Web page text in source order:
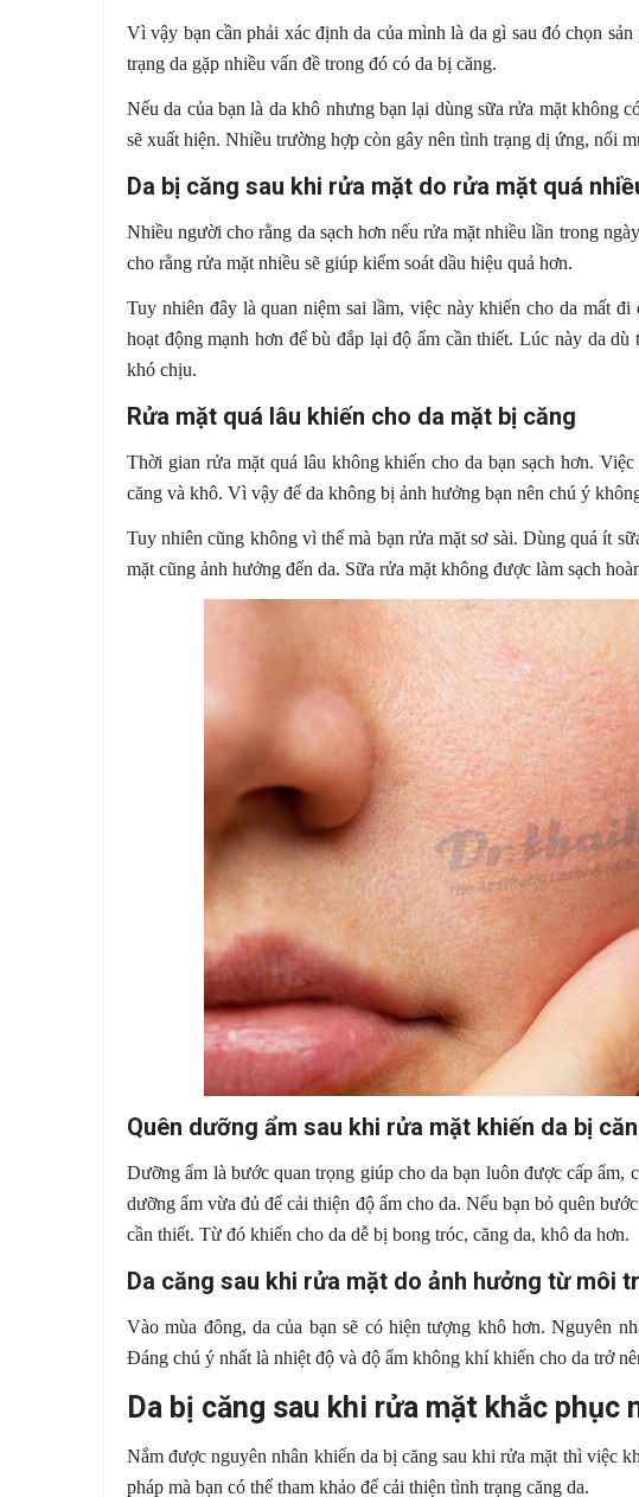
Vì vậy bạn cần phải xác định da của mình là da gì sau đó chọn
trạng da gặp nhiều vấn đề trong đó có da bị căng.
Nếu da của bạn là da khô nhưng bạn lại dùng sữa rửa mặt không
sẽ xuất hiện. Nhiều trường hợp còn gây nên tình trạng dị ứng, nổi
Da bị căng sau khi rửa mặt do rửa mặt quá
Nhiều người cho rằng da sạch hơn nếu rửa mặt nhiều lần trong
cho rằng rửa mặt nhiều sẽ giúp kiểm soát dầu hiệu quả hơn.
Tuy nhiên đây là quan niệm sai lầm, việc này khiến cho da mất
hoạt động mạnh hơn để bù đắp lại độ ẩm cần thiết. Lúc này da
khó chịu.
Rửa mặt quá lâu khiến cho da mặt bị căng
Thời gian rửa mặt quá lâu không khiến cho da bạn sạch hơn.
căng và khô. Vì vậy để da không bị ảnh hưởng bạn nên chú ý
Tuy nhiên cũng không vì thế mà bạn rửa mặt sơ sài. Dùng quá ít
mặt cũng ảnh hưởng đến da. Sữa rửa mặt không được làm sạch
Quên dưỡng ẩm sau khi rửa mặt khiến da bị
Dưỡng ẩm là bước quan trọng giúp cho da bạn luôn được cấp ẩm,
dưỡng ẩm vừa đủ để cải thiện độ ẩm cho da. Nếu bạn bỏ quên
cần thiết. Từ đó khiến cho da dễ bị bong tróc, căng da, khô da hơn.
Da căng sau khi rửa mặt do ảnh hưởng từ môi
Vào mùa đông, da của bạn sẽ có hiện tượng khô hơn. Nguyên
Đáng chú ý nhất là nhiệt độ và độ ẩm không khí khiến cho da trở
Da bị căng sau khi rửa mặt khắc phục
Nắm được nguyên nhân khiến da bị căng sau khi rửa mặt thì việc
pháp mà bạn có thể tham khảo để cải thiện tình trạng căng da.